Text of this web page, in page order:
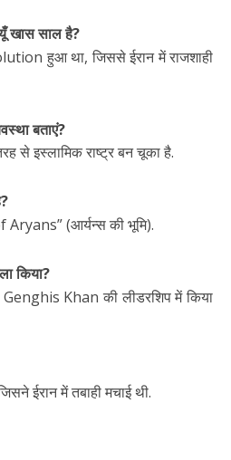
खास साल है?
हुआ था, जिससे ईरान में राजशाही
बताएं?
से इस्लामिक राष्ट्र बन चूका है.
(आर्यन्स की भूमि).
किया?
Genghis Khan की लीडरशिप में किया
ईरान में तबाही मचाई थी.